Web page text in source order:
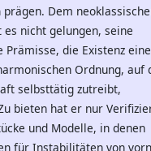
prägen. Dem
nicht gelungen, seine
Prämisse, die Existenz
Ordnung, auf
selbsttätig zutreibt,
bieten hat er nur
und Modelle, in denen
für Instabilitäten von